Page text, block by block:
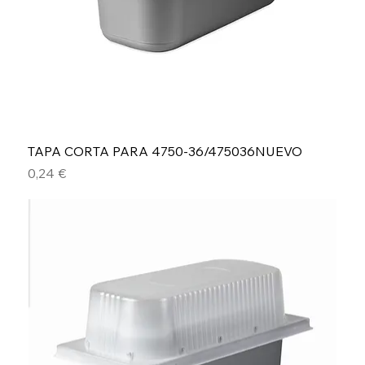
TAPA CORTA PARA 4750-36/475036NUEVO
Precio
0,24 €